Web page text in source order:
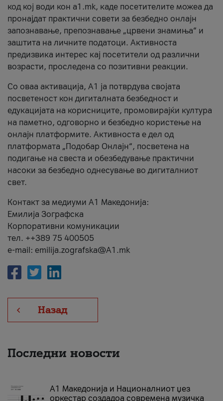
код кој води кон a1.mk, каде посетителите можеа да
пронајдат практични совети за безбедно онлајн
запознавање, препознавање „црвени знамиња“ и
заштита на личните податоци. Активноста
предизвика интерес кај посетители од различни
возрасти, проследена со позитивни реакции.
Со оваа активација, А1 ја потврдува својата
посветеност кон дигиталната безбедност и
едукацијата на корисниците, промовирајќи култура
на паметно, одговорно и безбедно користење на
онлајн платформите. Активноста е дел од
платформата „Подобар Онлајн“, посветена на
подигање на свеста и обезбедување практични
насоки за безбедно однесување во дигиталниот
свет.
Контакт за медиуми А1 Македонија:
Емилија Зографска
Корпоративни комуникации
тел. ++389 75 400505
e-mail: emilija.zografska@A1.mk
Назад
Последни новости
А1 Македонија и Националниот џез
оркестар создадоа современа музичка